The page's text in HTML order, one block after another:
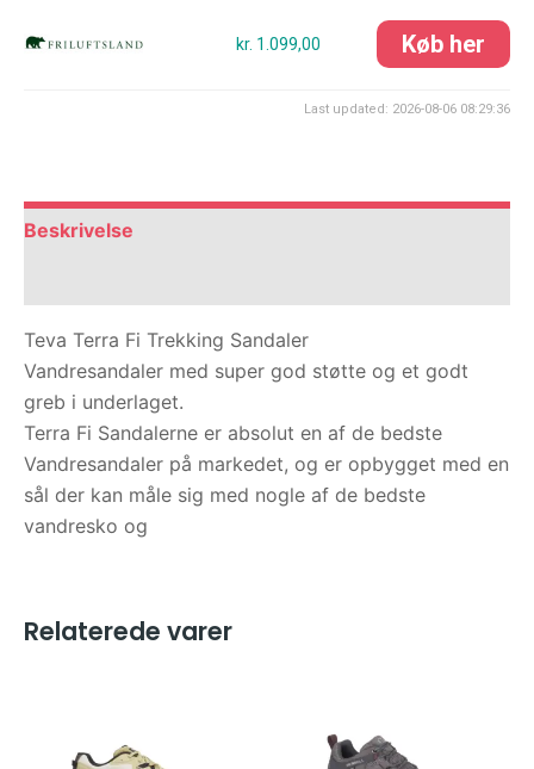
kr. 1.099,00
Last updated: 2026-08-06 08:29:36
Beskrivelse
Teva Terra Fi Trekking Sandaler
Vandresandaler med super god støtte og et godt
greb i underlaget.
Terra Fi Sandalerne er absolut en af de bedste
Vandresandaler på markedet, og er opbygget med en
sål der kan måle sig med nogle af de bedste
vandresko og
Relaterede varer
1.099,00 kr..